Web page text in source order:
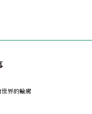
世界的輪廓